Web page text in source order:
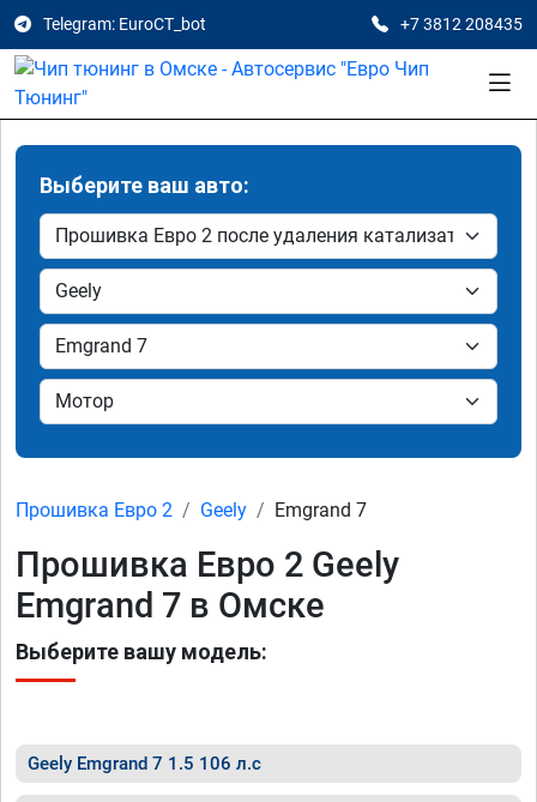
Telegram: EuroCT_bot +7 3812 208435
Выберите ваш авто:
Прошивка Евро 2 Geely Emgrand 7
Прошивка Евро 2 Geely
Emgrand 7 в Омске
Выберите вашу модель:
Geely Emgrand 7 1.5 106 л.с